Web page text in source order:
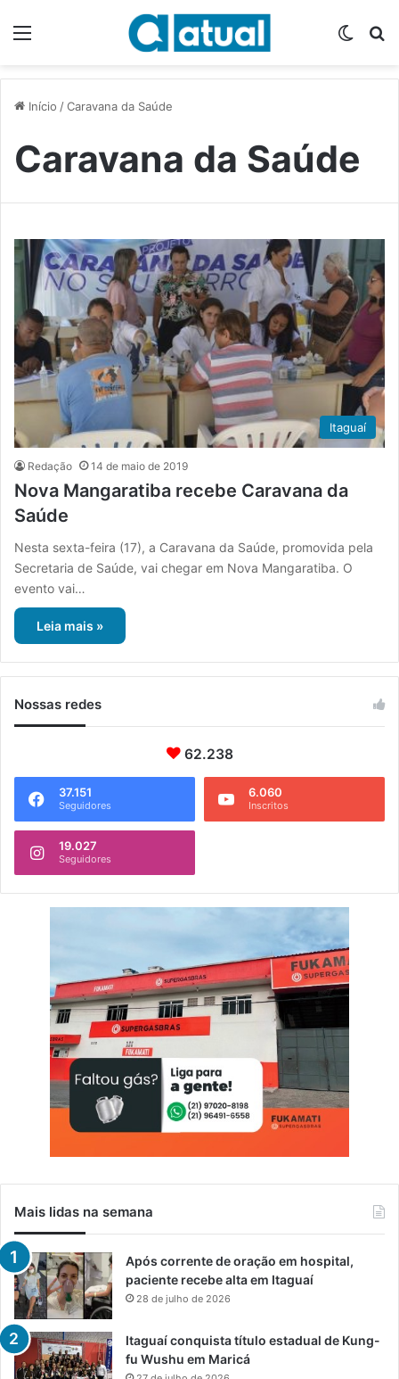
Início /Caravana da Saúde
Caravana da Saúde
Itaguaí
Redação 14 de maio de 2019
Nova Mangaratiba recebe Caravana da
Saúde
Nesta sexta-feira (17), a Caravana da Saúde, promovida pela
Secretaria de Saúde, vai chegar em Nova Mangaratiba. O
evento vai…
Leia mais »
Nossas redes
62.238
37.151
Seguidores
6.060
Inscritos
19.027
Seguidores
Mais lidas na semana
Após corrente de oração em hospital,
paciente recebe alta em Itaguaí
28 de julho de 2026
Itaguaí conquista título estadual de Kung-
fu Wushu em Maricá